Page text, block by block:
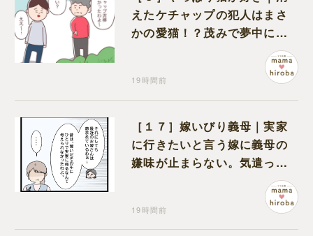
えたケチャップの犯人はまさ
かの愛猫！？茂みで夢中にな
19時間前
［１７］嫁いびり義母｜実家
に行きたいと言う嫁に義母の
嫌味が止まらない。気遣って
19時間前